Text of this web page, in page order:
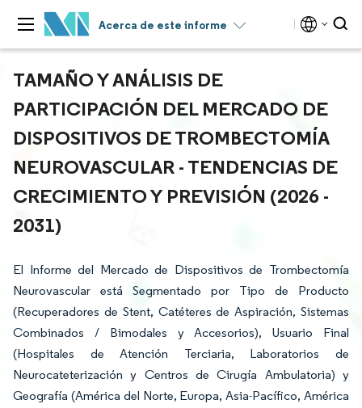
Acerca de este informe
TAMAÑO Y ANÁLISIS DE
PARTICIPACIÓN DEL MERCADO DE
DISPOSITIVOS DE TROMBECTOMÍA
NEUROVASCULAR - TENDENCIAS DE
CRECIMIENTO Y PREVISIÓN (2026 -
2031)
El Informe del Mercado de Dispositivos de Trombectomía
Neurovascular está Segmentado por Tipo de Producto
(Recuperadores de Stent, Catéteres de Aspiración, Sistemas
Combinados / Bimodales y Accesorios), Usuario Final
(Hospitales de Atención Terciaria, Laboratorios de
Neurocateterización y Centros de Cirugía Ambulatoria) y
Geografía (América del Norte, Europa, Asia-Pacífico, América